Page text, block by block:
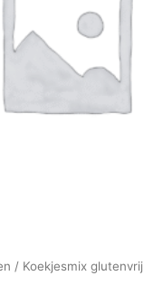
/ Koekjesmix glutenvrij